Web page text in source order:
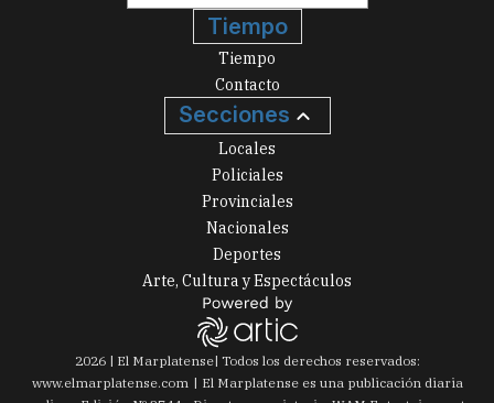
Tiempo
Tiempo
Contacto
Secciones
Locales
Policiales
Provinciales
Nacionales
Deportes
Arte, Cultura y Espectáculos
2026| El Marplatense| Todos los derechos reservados:
www.elmarplatense.com
El Marplatense es una publicación diaria